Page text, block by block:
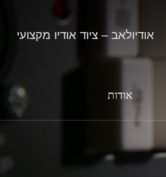
אודיולאב – ציוד אודיו מקצועי
אודות